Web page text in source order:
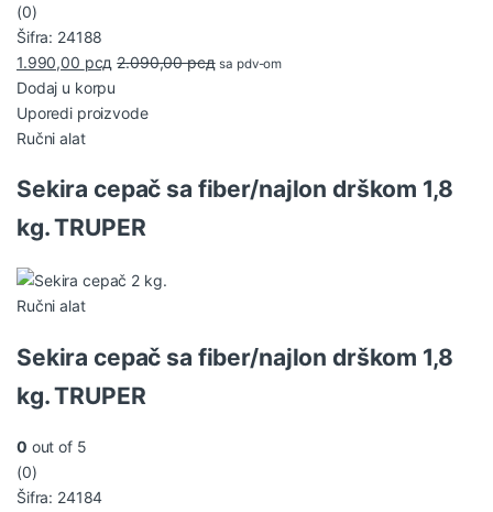
(0)
Šifra: 24188
1.990,00 рсд 2.090,00рсд sa pdv-om
Dodaj u korpu
Uporedi proizvode
Ručni alat
Sekira cepač sa fiber/najlon drškom 1,8
kg. TRUPER
Ručni alat
Sekira cepač sa fiber/najlon drškom 1,8
kg. TRUPER
0 out of 5
(0)
Šifra: 24184